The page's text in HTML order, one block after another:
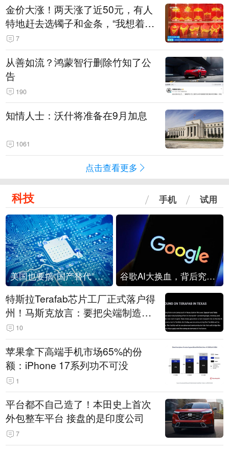
金价大涨！两天涨了近50元，有人
特地赶去选镯子和金条，“我想着买
起来可以保值，小批量进一些货”
7
从善如流？鸿蒙智行删除竹知了公
告
190
知情人士：沃什将准备在9月加息
1061
点击查看更多
科技 手机 试用
美国也要搞“国产替代”？先算清三笔账 谷歌AI大换血，背后究竟发生了什么？
特斯拉Terafab芯片工厂正式落户得
州！马斯克放言：要把尖端制造带
回美国
10
苹果拿下高端手机市场65%的份
额：iPhone 17系列功不可没
1
平台都不自己造了！本田史上首次
外包整车平台 接盘的是印度公司
7